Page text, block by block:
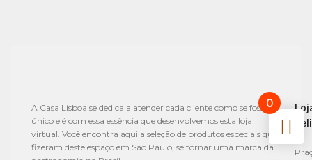
A Casa Lisboa se dedica a atender cada cliente como se fosse
único e é com essa essência que desenvolvemos esta loja
virtual. Você encontra aqui a seleção de produtos especiais que
fizeram deste espaço em São Paulo, se tornar uma marca da
0